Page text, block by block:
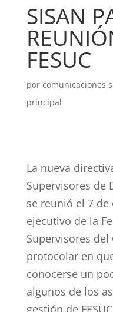
SISAN
FESUC
por comunicaciones
principal
La nueva
Supervisores de
se reunió el 7
ejecutivo de la
Supervisores
protocolar en
conocerse un
algunos de los
gestión de